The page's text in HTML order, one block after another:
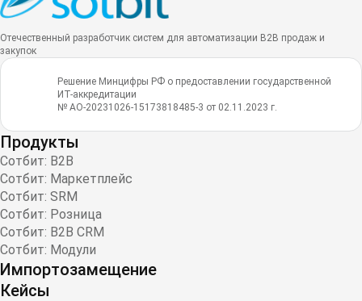
Отечественный разработчик систем для автоматизации B2B продаж и
закупок
Решение Минцифры РФ о предоставлении государственной
ИТ-аккредитации
№ АО-20231026-15173818485-3 от 02.11.2023 г.
Продукты
Сотбит: B2B
Сотбит: Маркетплейс
Сотбит: SRM
Сотбит: Розница
Сотбит: B2B CRM
Сотбит: Модули
Импортозамещение
Кейсы